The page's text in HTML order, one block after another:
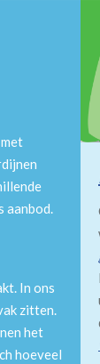
aanbod.
In ons
zitten.
het
hoeveel